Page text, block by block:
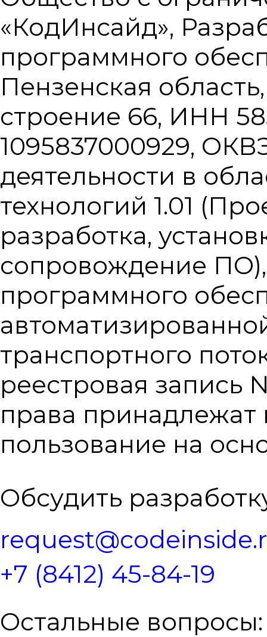
«КодИнсайд»,
программного
Пензенская
строение 66, ИНН
1095837000929,
деятельности в
технологий 1.01
разработка,
сопровождение
программного
транспортного
реестровая запись
права
пользование на
Обсудить
+7 (8412) 45-84-19
Остальные вопросы: